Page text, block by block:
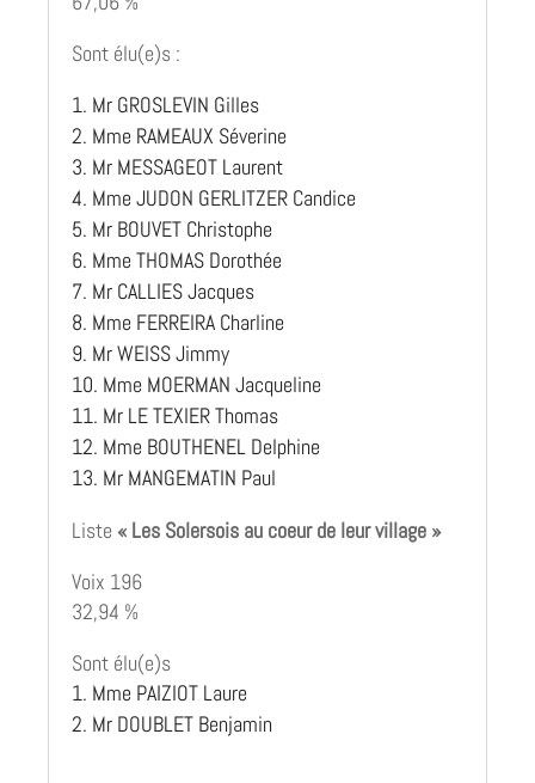
Sont élu(e)s :
Mr GROSLEVIN Gilles
Mme RAMEAUX Séverine
Mr MESSAGEOT Laurent
Mme JUDON GERLITZER Candice
Mr BOUVET Christophe
Mme THOMAS Dorothée
Mr CALLIES Jacques
Mme FERREIRA Charline
Mr WEISS Jimmy
Mme MOERMAN Jacqueline
Mr LE TEXIER Thomas
Mme BOUTHENEL Delphine
Mr MANGEMATIN Paul
Liste « Les Solersois au coeur de leur village »
Voix 196
32,94 %
Sont élu(e)s
Mme PAIZIOT Laure
Mr DOUBLET Benjamin